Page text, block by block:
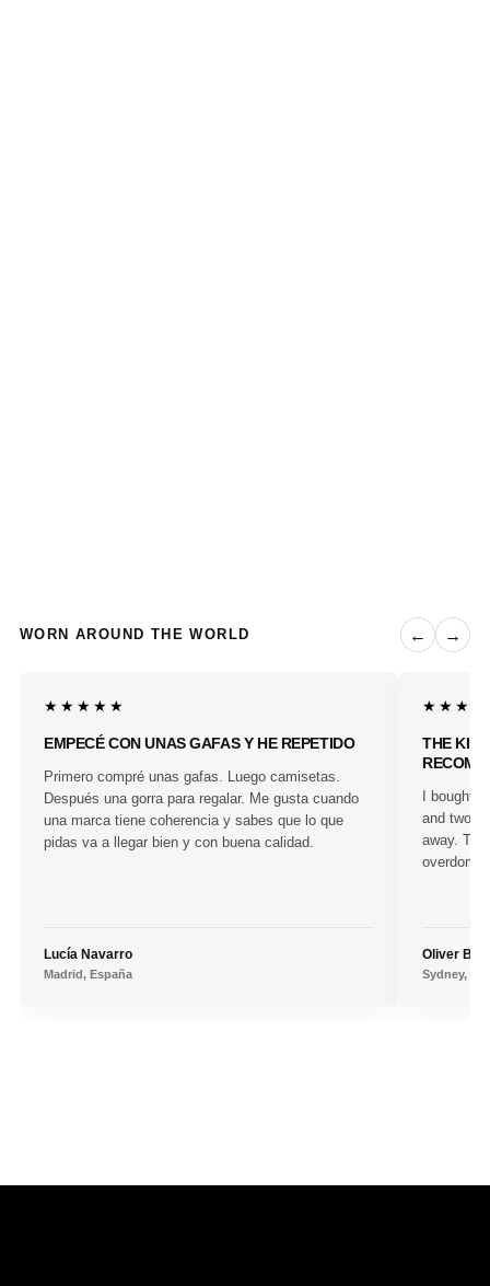
WORN AROUND THE WORLD ← →
★★★★★
EMPECÉ CON UNAS GAFAS Y HE REPETIDO
Primero compré unas gafas. Luego camisetas.
Después una gorra para regalar. Me gusta cuando
una marca tiene coherencia y sabes que lo que
pidas va a llegar bien y con buena calidad.
Lucía Navarro
Madrid, España
THE
I bought
and two
away.
overdone.
Oliver
Sydney,